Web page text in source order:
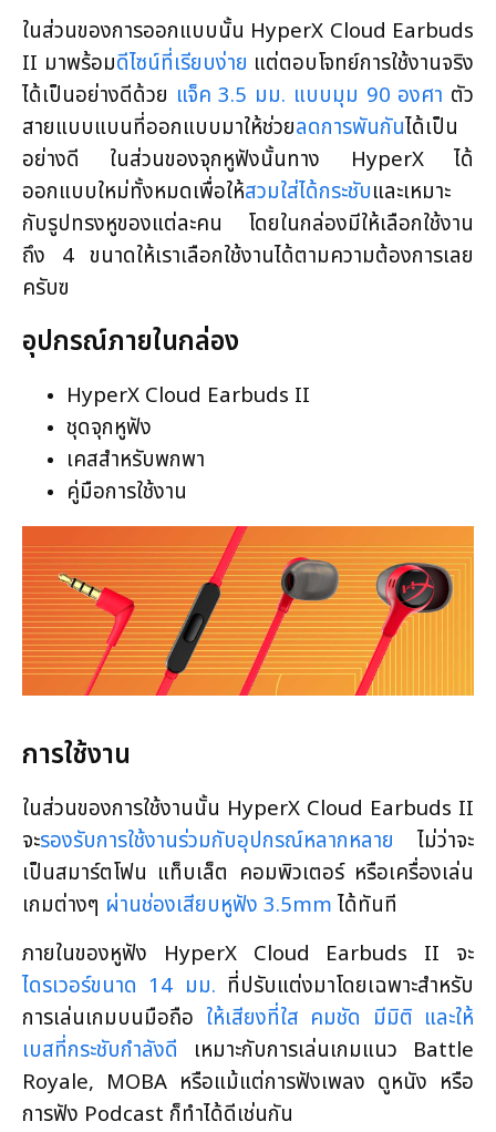
ในส่วนของการออกแบบนั้น HyperX Cloud Earbuds
II มาพร้อมดีไซน์ที่เรียบง่าย แต่ตอบโจทย์การใช้งานจริง
ได้เป็นอย่างดีด้วย แจ็ค 3.5 มม. แบบมุม 90 องศา ตัว
สายแบบแบนที่ออกแบบมาให้ช่วยลดการพันกันได้เป็น
อย่างดี ในส่วนของจุกหูฟังนั้นทาง HyperX ได้
ออกแบบใหม่ทั้งหมดเพื่อให้สวมใส่ได้กระชับและเหมาะ
กับรูปทรงหูของแต่ละคน โดยในกล่องมีให้เลือกใช้งาน
ถึง 4 ขนาดให้เราเลือกใช้งานได้ตามความต้องการเลย
ครับฃ
อุปกรณ์ภายในกล่อง
HyperX Cloud Earbuds II
ชุดจุกหูฟัง
เคสสำหรับพกพา
คู่มือการใช้งาน
การใช้งาน
ในส่วนของการใช้งานนั้น HyperX Cloud Earbuds II
จะรองรับการใช้งานร่วมกับอุปกรณ์หลากหลาย ไม่ว่าจะ
เป็นสมาร์ตโฟน แท็บเล็ต คอมพิวเตอร์ หรือเครื่องเล่น
เกมต่างๆ ผ่านช่องเสียบหูฟัง 3.5mmได้ทันที
ภายในของหูฟัง HyperX Cloud Earbuds II จะ
ไดรเวอร์ขนาด 14 มม. ที่ปรับแต่งมาโดยเฉพาะสำหรับ
การเล่นเกมบนมือถือ ให้เสียงที่ใส คมชัด มีมิติ และให้
เบสที่กระชับกำลังดี เหมาะกับการเล่นเกมแนว Battle
Royale, MOBA หรือแม้แต่การฟังเพลง ดูหนัง หรือ
การฟัง Podcast ก็ทำได้ดีเช่นกัน